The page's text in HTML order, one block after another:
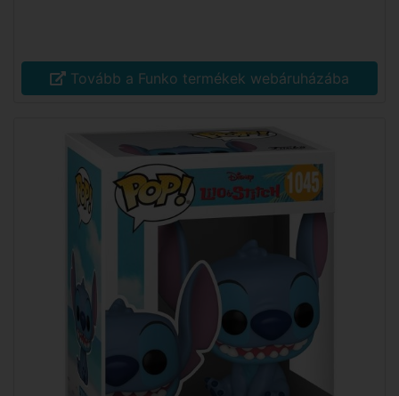
Tovább a Funko termékek webáruházába